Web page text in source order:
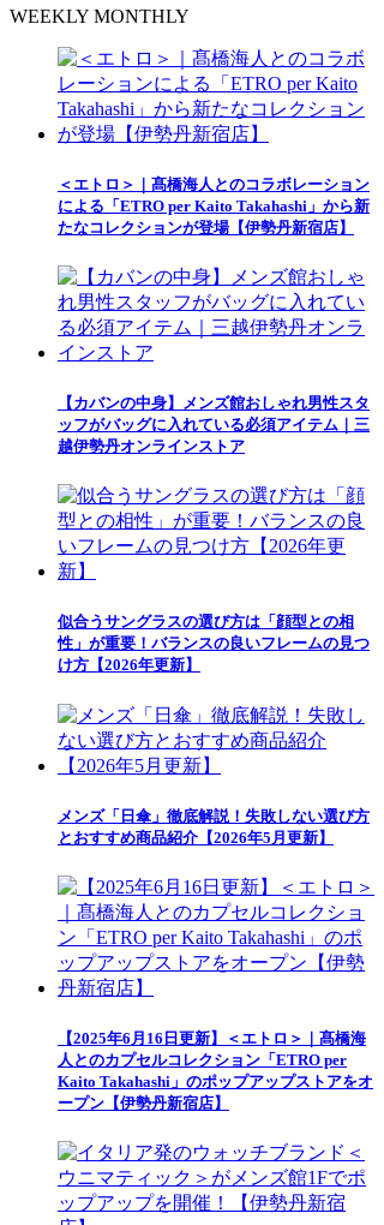
WEEKLY MONTHLY
＜エトロ＞｜髙橋海人とのコラボレーション
による「ETRO per Kaito Takahashi」から新
たなコレクションが登場【伊勢丹新宿店】
【カバンの中身】メンズ館おしゃれ男性スタ
ッフがバッグに入れている必須アイテム｜三
越伊勢丹オンラインストア
似合うサングラスの選び方は「顔型との相
性」が重要！バランスの良いフレームの見つ
け方【2026年更新】
メンズ「日傘」徹底解説！失敗しない選び方
とおすすめ商品紹介【2026年5月更新】
【2025年6月16日更新】＜エトロ＞｜髙橋海
人とのカプセルコレクション「ETRO per
Kaito Takahashi」のポップアップストアをオ
ープン【伊勢丹新宿店】